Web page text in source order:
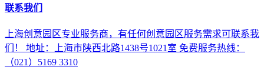
联系我们
上海创意园区专业服务商，有任何创意园区服务需求可联系我
们！ 地址：上海市陕西北路1438号1021室 免费服务热线：
（021）5169 3310